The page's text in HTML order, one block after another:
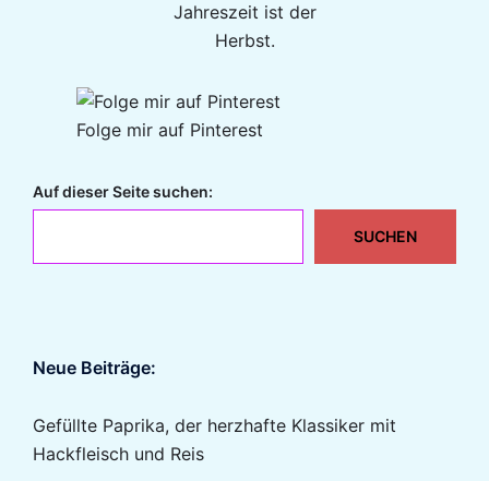
Jahreszeit ist der
Herbst.
Folge mir auf Pinterest
Auf dieser Seite suchen:
SUCHEN
Neue Beiträge:
Gefüllte Paprika, der herzhafte Klassiker mit
Hackfleisch und Reis